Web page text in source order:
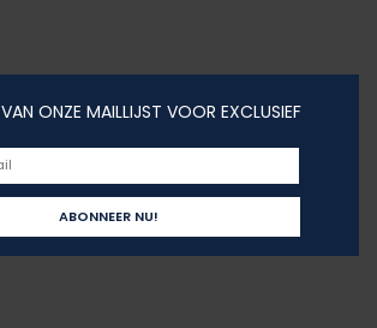
ONZE MAILLIJST VOOR EXCLUSIEF